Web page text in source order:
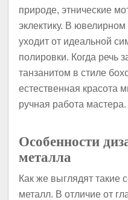
природе, этнические
эклектику. В ювелирном
уходит от идеальной
полировки. Когда речь
танзанитом в стиле
естественная красота
ручная работа мастера.
Особенности
металла
Как же выглядят такие
металл. В отличие от